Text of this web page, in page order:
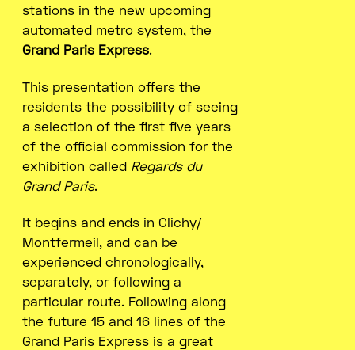
stations in the new upcoming
automated metro system, the
Grand Paris Express.
This presentation offers the
residents the possibility of seeing
a selection of the first five years
of the official commission for the
exhibition called Regards du
Grand Paris.
It begins and ends in Clichy/
Montfermeil, and can be
experienced chronologically,
separately, or following a
particular route. Following along
the future 15 and 16 lines of the
Grand Paris Express is a great